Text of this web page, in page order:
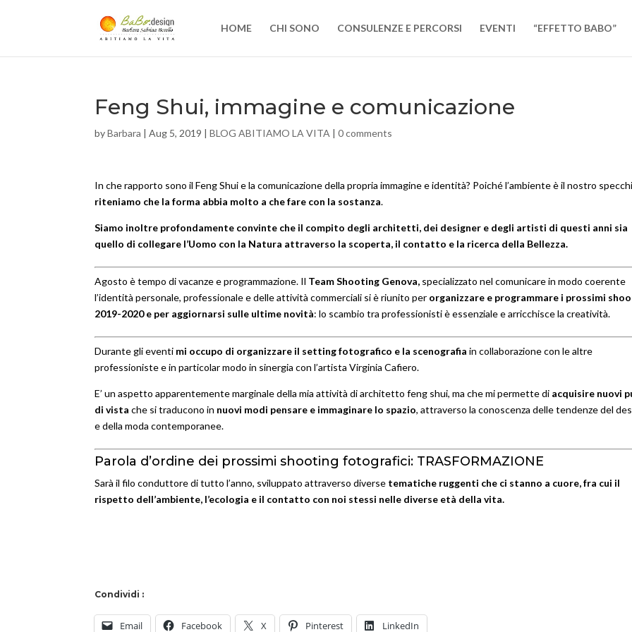
HOME CHI SONO CONSULENZE E PERCORSI EVENTI “EFFETTO BABO”
Feng Shui, immagine e comunicazione
byBarbara |Aug 5, 2019 |BLOG ABITIAMO LA VITA |0 comments
In che rapporto sono il Feng Shui e la comunicazione della propria immagine e identità? Poiché l’ambiente è il nostro
riteniamo che la forma abbia molto a che fare con la sostanza.
Siamo inoltre profondamente convinte che il compito degli architetti, dei designer e degli artisti di questi anni sia
quello di collegare l’Uomo con la Natura attraverso la scoperta, il contatto e la ricerca della Bellezza.
Agosto è tempo di vacanze e programmazione. Il Team Shooting Genova, specializzato nel comunicare in modo coerente
l’identità personale, professionale e delle attività commerciali si è riunito per organizzare e programmare i prossimi
2019-2020 e per aggiornarsi sulle ultime novità: lo scambio tra professionisti è essenziale e arricchisce la creatività.
Durante gli eventi mi occupo di organizzare il setting fotografico e la scenografiain collaborazione con le altre
professioniste e in particolar modo in sinergia con l’artista Virginia Cafiero.
E’ un aspetto apparentemente marginale della mia attività di architetto feng shui, ma che mi permette di acquisire nuovi
di vista che si traducono in nuovi modi pensare e immaginare lo spazio, attraverso la conoscenza delle tendenze del
e della moda contemporanee.
Parola d’ordine dei prossimi shooting fotografici: TRASFORMAZIONE
Sarà il filo conduttore di tutto l’anno, sviluppato attraverso diverse tematiche ruggenti che ci stanno a cuore, fra cui il
rispetto dell’ambiente, l’ecologia e il contatto con noi stessi nelle diverse età della vita.
Condividi :
Email Facebook X Pinterest LinkedIn